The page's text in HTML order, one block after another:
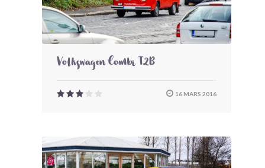
Volkswagen Combi T2B
16 MARS 2016